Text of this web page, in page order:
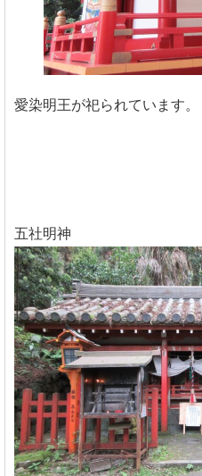
愛染明王が祀られています。
五社明神